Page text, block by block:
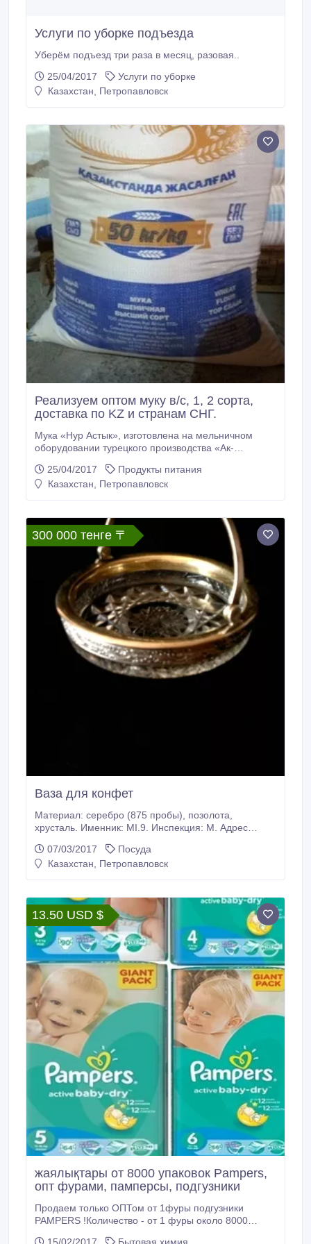
Услуги по уборке подъезда
Уберём подъезд три раза в месяц, разовая..
25/04/2017
Услуги по уборке
Казахстан, Петропавловск
Реализуем оптом муку в/с, 1, 2 сорта,
доставка по KZ и странам СНГ.
Мука «Нур Астык», изготовлена на мельничном
оборудовании турецкого производства «Ак-
ГОСТу и имеет международную сертификацию.
высший сорт - 81 000 тг/тонна, первый сорт - 73 000
25/04/2017
Продукты питания
Казахстан, Петропавловск
300 000 тенге 〒
Ваза для конфет
Материал: серебро (875 пробы), позолота,
хрусталь. Именник: MI.9. Инспекция: М. Адрес
07/03/2017
Посуда
Казахстан, Петропавловск
13.50 USD $
жаялықтары от 8000 упаковок Pampers,
опт фурами, памперсы, подгузники
Продаем только ОПТом от 1фуры подгузники
PAMPERS !Количество - от 1 фуры около 8000